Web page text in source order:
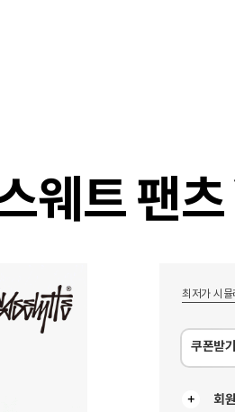
웨트 팬
최저가 시뮬
쿠폰받
회